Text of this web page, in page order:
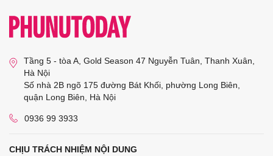
Tầng 5 - tòa A, Gold Season 47 Nguyễn Tuân, Thanh Xuân,
Hà Nội
Số nhà 2B ngõ 175 đường Bát Khối, phường Long Biên,
quận Long Biên, Hà Nội
0936 99 3933
CHỊU TRÁCH NHIỆM NỘI DUNG